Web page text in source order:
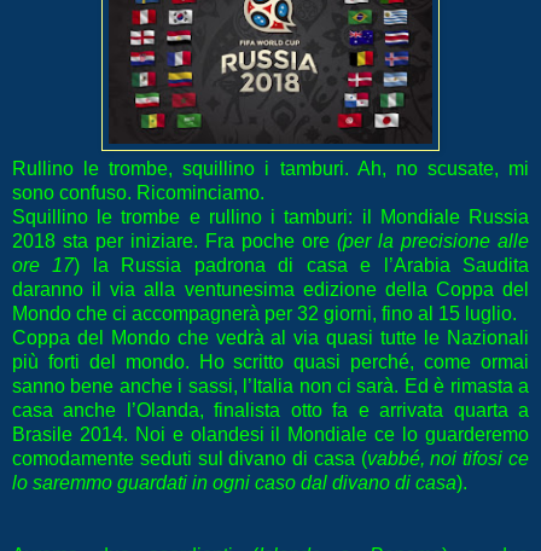
Rullino le trombe, squillino i tamburi. Ah, no scusate, mi
sono confuso. Ricominciamo.
Squillino le trombe e rullino i tamburi: il Mondiale Russia
2018 sta per iniziare. Fra poche ore (per la precisione alle
ore 17) la Russia padrona di casa e l’Arabia Saudita
daranno il via alla ventunesima edizione della Coppa del
Mondo che ci accompagnerà per 32 giorni, fino al 15 luglio.
Coppa del Mondo che vedrà al via quasi tutte le Nazionali
più forti del mondo. Ho scritto quasi perché, come ormai
sanno bene anche i sassi, l’Italia non ci sarà. Ed è rimasta a
casa anche l’Olanda, finalista otto fa e arrivata quarta a
Brasile 2014. Noi e olandesi il Mondiale ce lo guarderemo
comodamente seduti sul divano di casa (vabbé, noi tifosi ce
lo saremmo guardati in ogni caso dal divano di casa).